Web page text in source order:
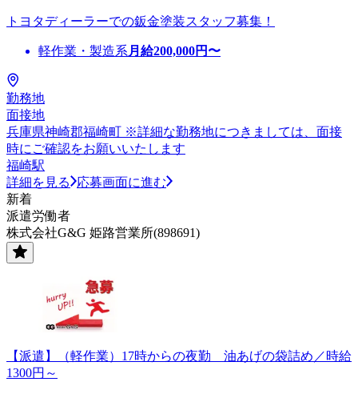
トヨタディーラーでの鈑金塗装スタッフ募集！
軽作業・製造系 月給200,000円〜
勤務地
面接地
兵庫県神崎郡福崎町 ※詳細な勤務地につきましては、面接
時にご確認をお願いいたします
福崎駅
詳細を見る
応募画面に進む
新着
派遣労働者
株式会社G&G 姫路営業所(898691)
【派遣】（軽作業）17時からの夜勤 油あげの袋詰め／時給
1300円～